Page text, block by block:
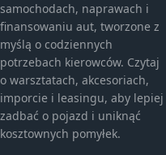
samochodach, naprawach i
finansowaniu aut, tworzone z
myślą o codziennych
potrzebach kierowców. Czytaj
o warsztatach, akcesoriach,
imporcie i leasingu, aby lepiej
zadbać o pojazd i uniknąć
kosztownych pomyłek.